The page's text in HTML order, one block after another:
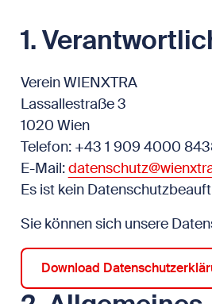
1.
Verein WIENXTRA
Lassallestraße 3
1020 Wien
Telefon: +43 1 909 4000
E-Mail:
Es ist kein
Sie können sich unsere
Download